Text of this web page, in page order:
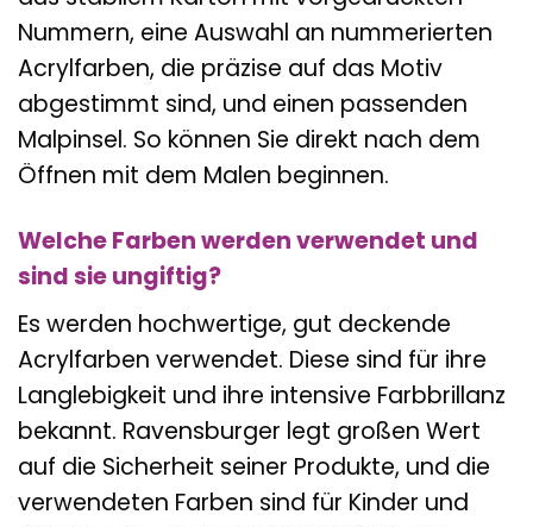
Nummern, eine Auswahl an nummerierten
Acrylfarben, die präzise auf das Motiv
abgestimmt sind, und einen passenden
Malpinsel. So können Sie direkt nach dem
Öffnen mit dem Malen beginnen.
Welche Farben werden verwendet und
sind sie ungiftig?
Es werden hochwertige, gut deckende
Acrylfarben verwendet. Diese sind für ihre
Langlebigkeit und ihre intensive Farbbrillanz
bekannt. Ravensburger legt großen Wert
auf die Sicherheit seiner Produkte, und die
verwendeten Farben sind für Kinder und